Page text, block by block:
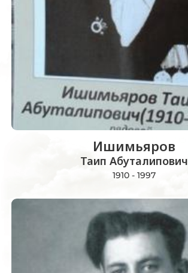
Ишимьяров
Таип Абуталипович
1910 - 1997